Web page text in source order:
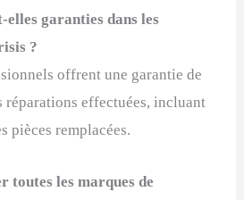
garanties dans les
?
offrent une garantie de
réparations effectuées, incluant
pièces remplacées.
toutes les marques de